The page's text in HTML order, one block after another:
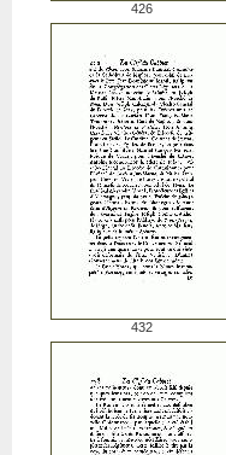
426
432